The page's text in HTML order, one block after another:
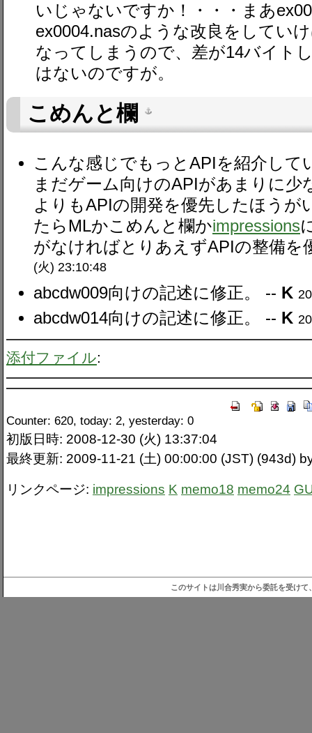
いじゃないですか！・・・まあ
ex0004.nasのような改良をしてい
なってしまうので、差が14バイト
はないのですが。
こめんと欄
こんな感じでもっとAPIを紹介して
まだゲーム向けのAPIがあまりに
よりもAPIの開発を優先したほうが
たらMLかこめんと欄かimpressions
がなければとりあえずAPIの整備を
(火) 23:10:48
abcdw009向けの記述に修正。 -- K
abcdw014向けの記述に修正。 -- K
添付ファイル:
Counter: 620, today: 2, yesterday: 0
初版日時: 2008-12-30 (火) 13:37:04
最終更新: 2009-11-21 (土) 00:00:00 (JST) (943d)
リンクページ: impressions K memo18 memo24
このサイトは川合秀実から委託を受け